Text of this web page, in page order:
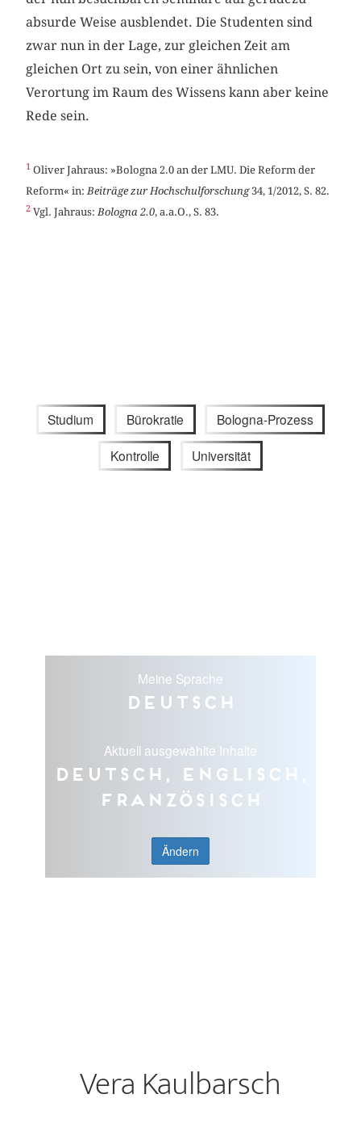
absurde Weise ausblendet. Die Studenten sind
zwar nun in der Lage, zur gleichen Zeit am
gleichen Ort zu sein, von einer ähnlichen
Verortung im Raum des Wissens kann aber keine
Rede sein.
1 Oliver Jahraus: »Bologna 2.0 an der LMU. Die Reform der
Reform« in: Beiträge zur Hochschulforschung34, 1/2012, S. 82.
2 Vgl. Jahraus:Bologna 2.0, a.a.O., S. 83.
Studium Bürokratie Bologna-Prozess
Kontrolle Universität
Meine Sprache
Deutsch
Aktuell ausgewählte Inhalte
Deutsch, Englisch,
Französisch
Ändern
Vera Kaulbarsch